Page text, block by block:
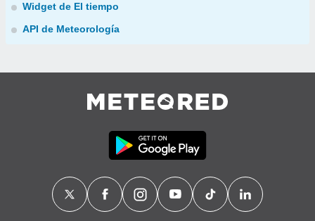
Widget de El tiempo
API de Meteorología